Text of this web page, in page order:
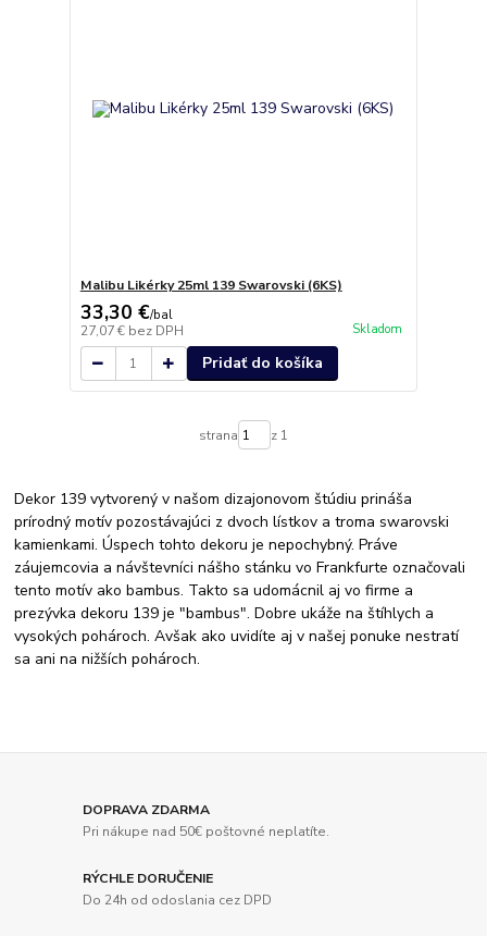
Malibu Likérky 25ml 139 Swarovski (6KS)
33,30 €/bal
27,07 € bez DPH Skladom
Pridať do košíka
strana z 1
Dekor 139 vytvorený v našom dizajonovom štúdiu prináša
prírodný motív pozostávajúci z dvoch lístkov a troma swarovski
kamienkami. Úspech tohto dekoru je nepochybný. Práve
záujemcovia a návštevníci nášho stánku vo Frankfurte označovali
tento motív ako bambus. Takto sa udomácnil aj vo firme a
prezývka dekoru 139 je "bambus". Dobre ukáže na štíhlych a
vysokých pohároch. Avšak ako uvidíte aj v našej ponuke nestratí
sa ani na nižších pohároch.
DOPRAVA ZDARMA
Pri nákupe nad 50€ poštovné neplatíte.
RÝCHLE DORUČENIE
Do 24h od odoslania cez DPD